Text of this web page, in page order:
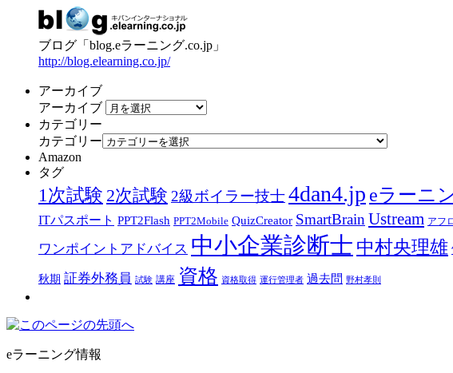
ブログ「blog.eラーニング.co.jp」
http://blog.elearning.co.jp/
アーカイブ
アーカイブ
カテゴリー
カテゴリー
Amazon
タグ
1次試験 2次試験 2級ボイラー技士4dan4.jp eラーニ
ITパスポート PPT2Flash PPT2Mobile QuizCreator SmartBrain Ustream アフ
ワンポイントアドバイス 中小企業診断士 中村央理雄
秋期 証券外務員 試験 講座 資格 資格取得 運行管理者 過去問 野村孝則
eラーニング情報